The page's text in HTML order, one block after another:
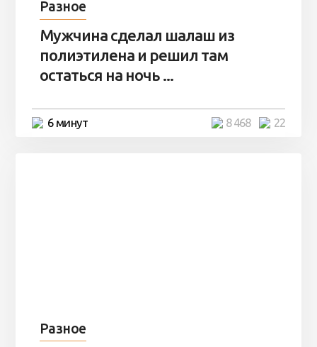
Разное
Мужчина сделал шалаш из
полиэтилена и решил там
остаться на ночь ...
6 минут 22
8 468
Разное